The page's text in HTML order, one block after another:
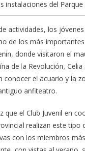
instalaciones del Parque
actividades, los
de los más
donde visitaron el
de la Revolución, Celia
conocer el acuario y la
anfiteatro.
que el Club Juvenil en
realizan este tipo
con los miembros